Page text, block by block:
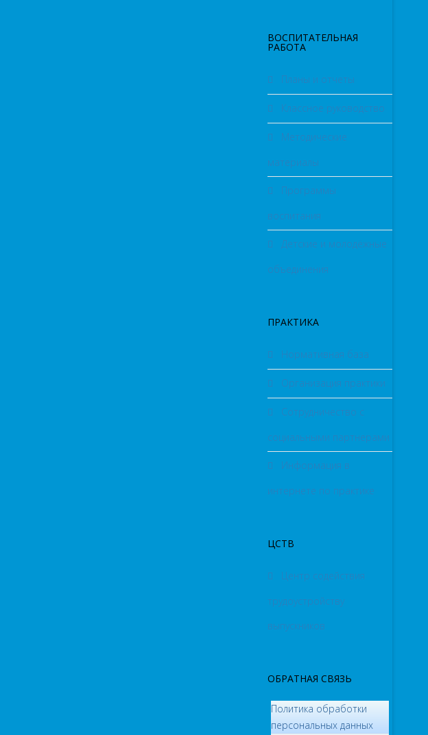
ВОСПИТАТЕЛЬНАЯ
РАБОТА
Планы и отчеты
Классное руководство
Методические
материалы
Программы
воспитания
Детские и молодёжные
объединения
ПРАКТИКА
Нормативная база
Организация практики
Сотрудничество с
социальными партнерами
Информация в
интернете по практике
ЦСТВ
Центр содействия
трудоустройству
выпускников
ОБРАТНАЯ СВЯЗЬ
Политика обработки
персональных данных